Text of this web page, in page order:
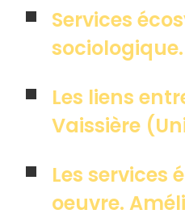
Services
Les liens
Vaissière
Les services
oeuvre.